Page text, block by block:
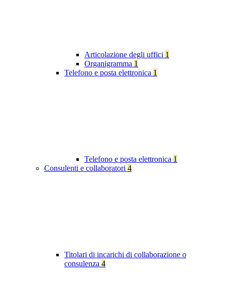
Articolazione degli uffici 1
Organigramma 1
Telefono e posta elettronica 1
Telefono e posta elettronica 1
Consulenti e collaboratori 4
Titolari di incarichi di collaborazione o
consulenza 4